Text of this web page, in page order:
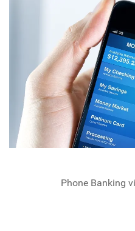
Phone Banking